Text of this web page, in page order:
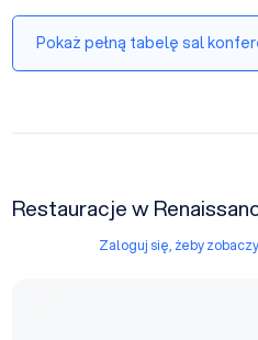
Pokaż pełną tabelę sal
Restauracje w
Zaloguj się, żeby